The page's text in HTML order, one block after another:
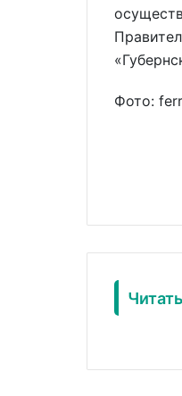
Фото: